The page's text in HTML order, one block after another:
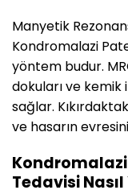
Manyetik
Kondromalazi
yöntem budur.
dokuları ve kemik
sağlar.
ve hasarın
Tedavisi Nasıl